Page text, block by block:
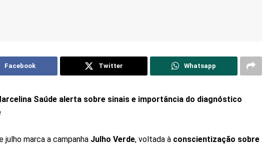
Facebook Twitter Whatsapp
Saúde alerta sobre sinais e importância do diagnóstico
julho marca a campanha Julho Verde, voltada à conscientização sobre